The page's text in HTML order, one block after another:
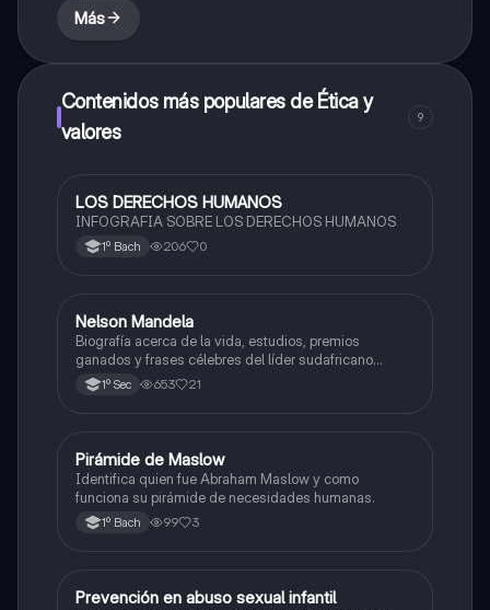
Más
Contenidos más populares de Ética y
valores
9
Ética y valores
LOS DERECHOS HUMANOS
INFOGRAFIA SOBRE LOS DERECHOS HUMANOS
1º Bach 206 0
Historia
Nelson Mandela
Biografía acerca de la vida, estudios, premios
ganados y frases célebres del líder sudafricano
Nelson Mandela.
1º Sec 653 21
Ética y valores
Pirámide de Maslow
Identifica quien fue Abraham Maslow y como
funciona su pirámide de necesidades humanas.
1º Bach 99 3
Ética y valores
Prevención en abuso sexual infantil